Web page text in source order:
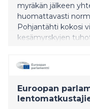
myräkän jälkeen
huomattavasti
Pohjantähti kokosi
kesämyrskyjen
Euroopan